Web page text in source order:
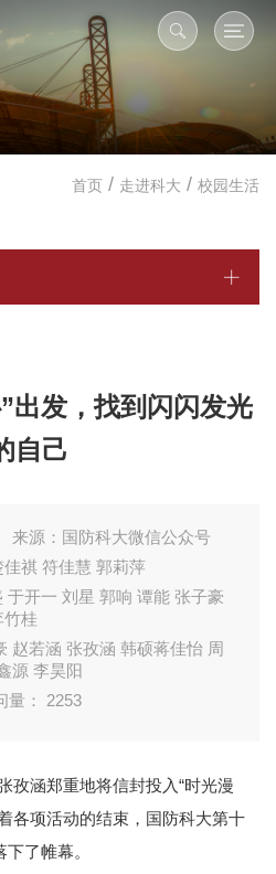
首页 / 走进科大 / 校园生活
出发，找到闪闪发光
自己
来源：国防科大微信公众号
祺 符佳慧 郭莉萍
开一 刘星 郭响 谭能 张子豪
竹桂
赵若涵 张孜涵 韩硕蒋佳怡 周
源 李昊阳
量： 2253
孜涵郑重地将信封投入“时光漫
各项活动的结束，国防科大第十
了帷幕。